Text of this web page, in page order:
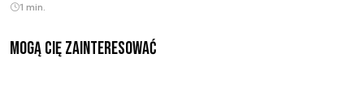
1 min.
Mogą Cię zainteresować